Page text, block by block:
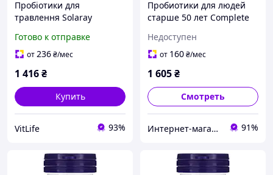
Пробіотики для
травлення Solaray
50+ 30 капс. підтримка
мікрофлори та здоров'я
Готово к отправке
от236₴/мес
1 416₴
Купить
VitLife 93%
Пробиотики для людей
старше 50 лет Complete
Solaray, 30 капсул
Недоступен
от 160₴/мес
1 605₴
Смотреть
Интернет-магазин "DJINI" 91%